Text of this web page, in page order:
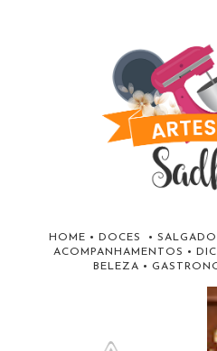
HOME • DOCES •
ACOMPANHAMENTOS •
BELEZA •